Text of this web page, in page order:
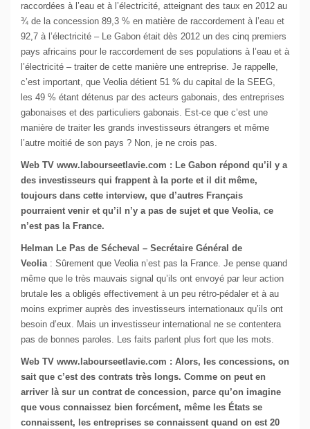
raccordées à l’eau et à l’électricité, atteignant des taux en 2012 au
¾ de la concession 89,3 % en matière de raccordement à l’eau et
92,7 à l’électricité – Le Gabon était dès 2012 un des cinq premiers
pays africains pour le raccordement de ses populations à l’eau et à
l’électricité – traiter de cette manière une entreprise. Je rappelle,
c’est important, que Veolia détient 51 % du capital de la SEEG,
les 49 % étant détenus par des acteurs gabonais, des entreprises
gabonaises et des particuliers gabonais. Est-ce que c’est une
manière de traiter les grands investisseurs étrangers et même
l’autre moitié de son pays ? Non, je ne crois pas.
Web TV www.labourseetlavie.com : Le Gabon répond qu’il y a
des investisseurs qui frappent à la porte et il dit même,
toujours dans cette interview, que d’autres Français
pourraient venir et qu’il n’y a pas de sujet et que Veolia, ce
n’est pas la France.
Helman Le Pas de Sécheval – Secrétaire Général de
Veolia: Sûrement que Veolia n’est pas la France. Je pense quand
même que le très mauvais signal qu’ils ont envoyé par leur action
brutale les a obligés effectivement à un peu rétro-pédaler et à au
moins exprimer auprès des investisseurs internationaux qu’ils ont
besoin d’eux. Mais un investisseur international ne se contentera
pas de bonnes paroles. Les faits parlent plus fort que les mots.
Web TV www.labourseetlavie.com : Alors, les concessions, on
sait que c’est des contrats très longs. Comme on peut en
arriver là sur un contrat de concession, parce qu’on imagine
que vous connaissez bien forcément, même les États se
connaissent, les entreprises se connaissent quand on est 20